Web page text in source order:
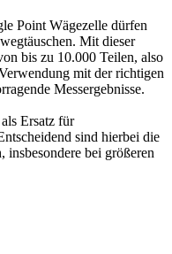
Point Wägezelle dürfen
Mit dieser
bis zu 10.000 Teilen, also
mit der richtigen
Messergebnisse.
Ersatz für
sind hierbei die
bei größeren